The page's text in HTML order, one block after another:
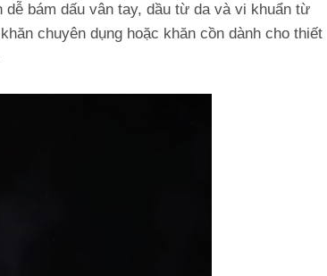
bám dấu vân tay, dầu từ da và vi khuẩn từ
chuyên dụng hoặc khăn cồn dành cho thiết